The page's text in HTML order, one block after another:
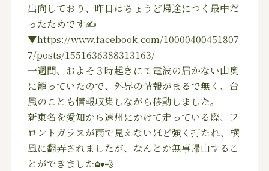
出向しており、昨日はちょうど帰途につく最中だ
ったためです✍️
▼https://www.facebook.com/10000400451807
7/posts/1551636388313163/
一週間、およそ３時起きにて電波の届かない山奥
に籠っていたので、外界の情報がまるで無く、台
風のことも情報収集しながら移動しました。
新東名を愛知から遠州にかけて走っている際、フ
ロントガラスが雨で見えないほど強く打たれ、横
風に翻弄されましたが、なんとか無事帰山するこ
とができました🏡💨